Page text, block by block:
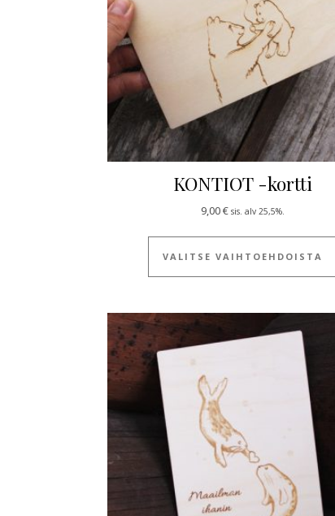
KONTIOT -kortti
9,00€ sis. alv 25,5%.
VALITSE VAIHTOEHDOISTA